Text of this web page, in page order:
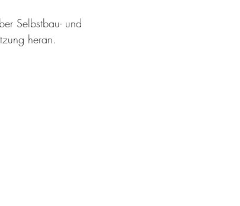
Selbstbau- und
heran.